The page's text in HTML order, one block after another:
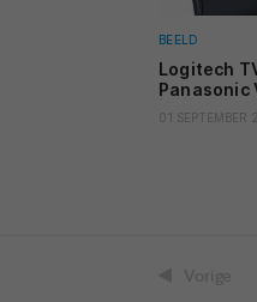
BEELD
Logitech
Panasonic
01 SEPTEMBER